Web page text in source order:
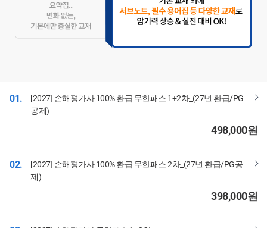
01.
[2027] 손해평가사 100% 환급 무한패스 1+2차_(27년 환급/PG
공제)
498,000원
02.
[2027] 손해평가사 100% 환급 무한패스 2차_(27년 환급/PG공
제)
398,000원